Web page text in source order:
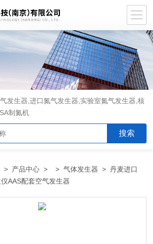
发生器,进口氮气发生器,实验室氮气发生器,核
制氮机
> 产品中心 > >气体发生器 > 丹麦进口
AAS配套空气发生器